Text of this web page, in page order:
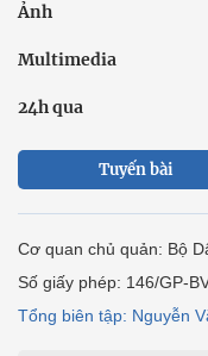
Ảnh
Multimedia
24h qua
Tuyến bài
Cơ quan chủ quản: Bộ
Số giấy phép: 146/GP-
Tổng biên tập: Nguyễn